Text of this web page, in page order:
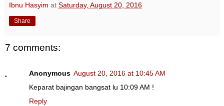
Ibnu Hasyim at Saturday, August 20, 2016
Share
7 comments:
Anonymous August 20, 2016 at 10:45 AM
Keparat bajingan bangsat lu 10:09 AM !
Reply